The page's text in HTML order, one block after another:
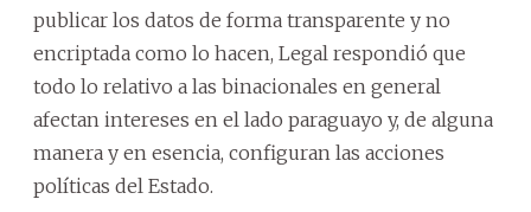
publicar los datos de forma transparente y no
encriptada como lo hacen, Legal respondió que
todo lo relativo a las binacionales en general
afectan intereses en el lado paraguayo y, de alguna
manera y en esencia, configuran las acciones
políticas del Estado.